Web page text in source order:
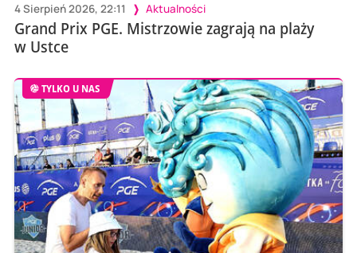
4 Sierpień 2026, 22:11 Aktualności
Grand Prix PGE. Mistrzowie zagrają na plaży
w Ustce
TYLKO U NAS